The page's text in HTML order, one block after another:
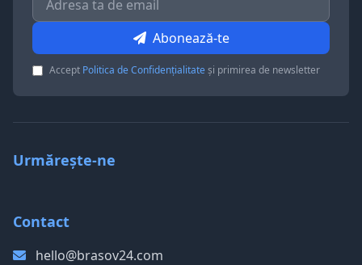
Abonează-te
Accept Politica de Confidențialitateși primirea de newsletter
Urmărește-ne
Contact
hello@brasov24.com